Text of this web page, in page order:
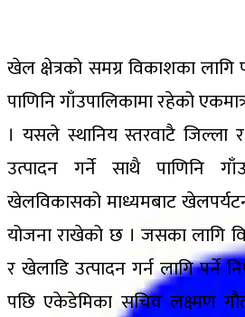
खेल क्षेत्रको समग्र विकाशका लागि
पाणिनि गाँउपालिकामा रहेको
। यसले स्थानिय स्तरवाटै जिल्ला र
उत्पादन गर्ने साथै पाणिनि
खेलविकासको माध्यमबाट
योजना राखेको छ । जसका लागि
र खेलाडि उत्पादन गर्न लागि
पछि एकेडेमिका सचिव लक्ष्मण